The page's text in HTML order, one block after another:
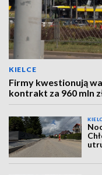
KIELCE
Firmy kwestionują
kontrakt za 960 mln